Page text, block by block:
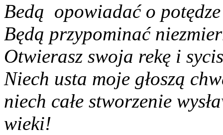
Bedą opowiadać o
Będą przypominać
Otwierasz swoja rekę i
Niech usta moje głoszą
niech całe stworzenie
wieki!